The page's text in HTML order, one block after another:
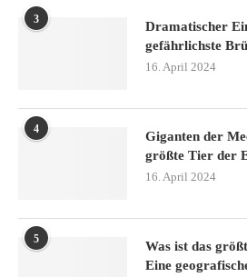
3
Dramatischer
gefährlichste
16. April 2024
4
Giganten der
größte Tier der
16. April 2024
5
Was ist das
Eine